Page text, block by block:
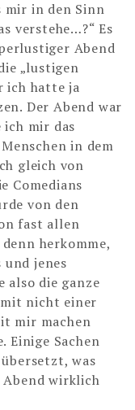
mir in den Sinn
verstehe…?“ Es
Abend
„lustigen
ich hatte ja
Der Abend war
mir das
in dem
gleich von
Comedians
von den
fast allen
herkomme,
und jenes
also die ganze
nicht einer
mir machen
Einige Sachen
was
Abend wirklich